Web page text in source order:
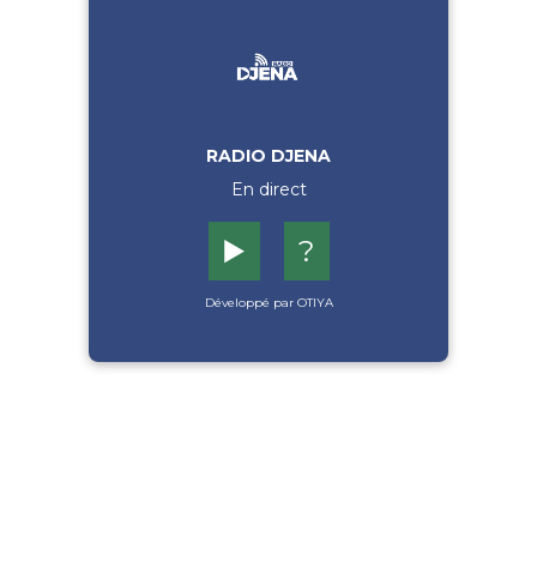
RADIO DJENA
En direct
▶️ ?
Développé par OTIYA